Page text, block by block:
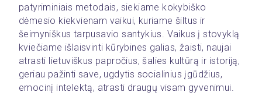
patyriminiais metodais, siekiame kokybiško
dėmesio kiekvienam vaikui, kuriame šiltus ir
šeimyniškus tarpusavio santykius. Vaikus į stovyklą
kviečiame išlaisvinti kūrybines galias, žaisti, naujai
atrasti lietuviškus papročius, šalies kultūrą ir istoriją,
geriau pažinti save, ugdytis socialinius įgūdžius,
emocinį intelektą, atrasti draugų visam gyvenimui.